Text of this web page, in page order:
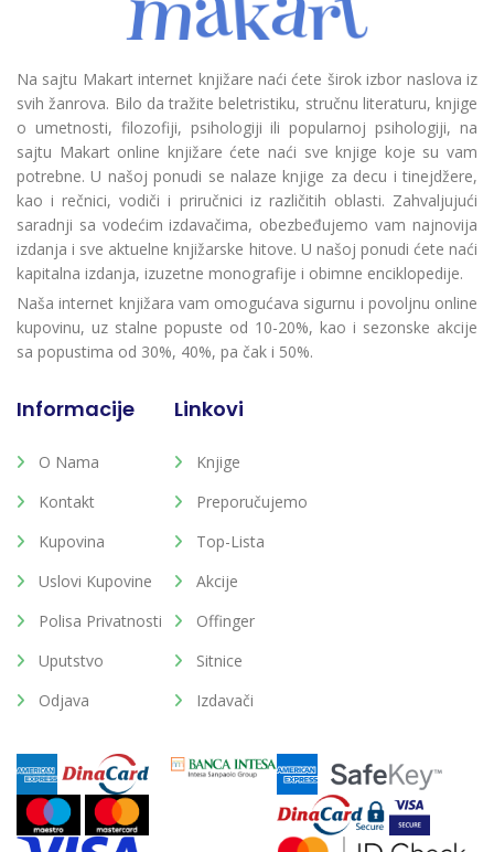
Na sajtu Makart internet knjižare naći ćete širok izbor naslova iz
svih žanrova. Bilo da tražite beletristiku, stručnu literaturu, knjige
o umetnosti, filozofiji, psihologiji ili popularnoj psihologiji, na
sajtu Makart online knjižare ćete naći sve knjige koje su vam
potrebne. U našoj ponudi se nalaze knjige za decu i tinejdžere,
kao i rečnici, vodiči i priručnici iz različitih oblasti. Zahvaljujući
saradnji sa vodećim izdavačima, obezbeđujemo vam najnovija
izdanja i sve aktuelne knjižarske hitove. U našoj ponudi ćete naći
kapitalna izdanja, izuzetne monografije i obimne enciklopedije.
Naša internet knjižara vam omogućava sigurnu i povoljnu online
kupovinu, uz stalne popuste od 10-20%, kao i sezonske akcije
sa popustima od 30%, 40%, pa čak i 50%.
Informacije
O Nama
Kontakt
Kupovina
Uslovi Kupovine
Polisa Privatnosti
Uputstvo
Odjava
Linkovi
Knjige
Preporučujemo
Top-Lista
Akcije
Offinger
Sitnice
Izdavači